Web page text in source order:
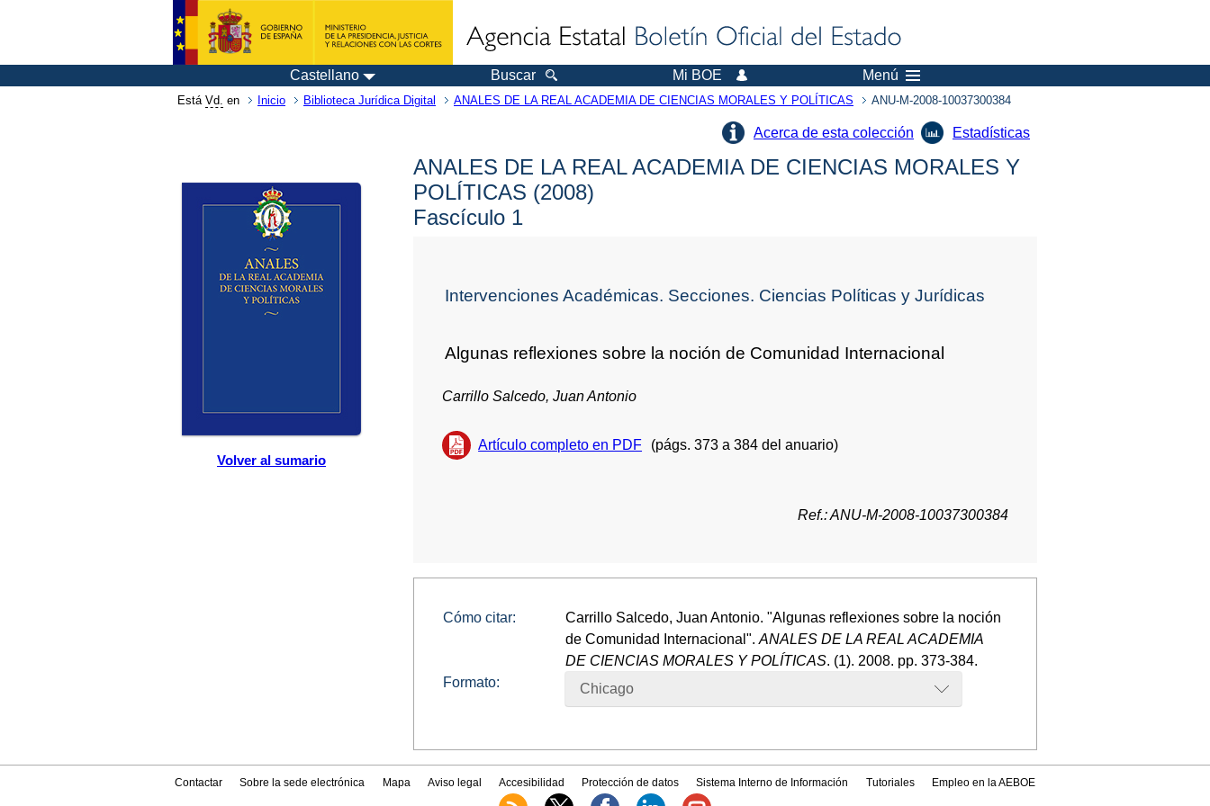
Castellano Buscar Mi BOE Menú
Está Vd. en Inicio Biblioteca Jurídica Digital ANALES DE LA REAL ACADEMIA DE CIENCIAS MORALES Y POLÍTICAS ANU-M-2008-10037300384
Acerca de esta colección Estadísticas
Volver al sumario
ANALES DE LA REAL ACADEMIA DE CIENCIAS MORALES Y
POLÍTICAS (2008)
Fascículo 1
Intervenciones Académicas. Secciones. Ciencias Políticas y Jurídicas
Algunas reflexiones sobre la noción de Comunidad Internacional
Carrillo Salcedo, Juan Antonio
Artículo completo en PDF (págs. 373 a 384 del anuario)
Ref.: ANU-M-2008-10037300384
Cómo citar:
Carrillo Salcedo, Juan Antonio. "Algunas reflexiones sobre la noción
de Comunidad Internacional".ANALES DE LA REAL ACADEMIA
DE CIENCIAS MORALES Y POLÍTICAS. (1). 2008. pp. 373-384.
Formato:
Chicago
Contactar Sobre la sede electrónica Mapa Aviso legal Accesibilidad Protección de datos Sistema Interno de Información Tutoriales Empleo en la AEBOE